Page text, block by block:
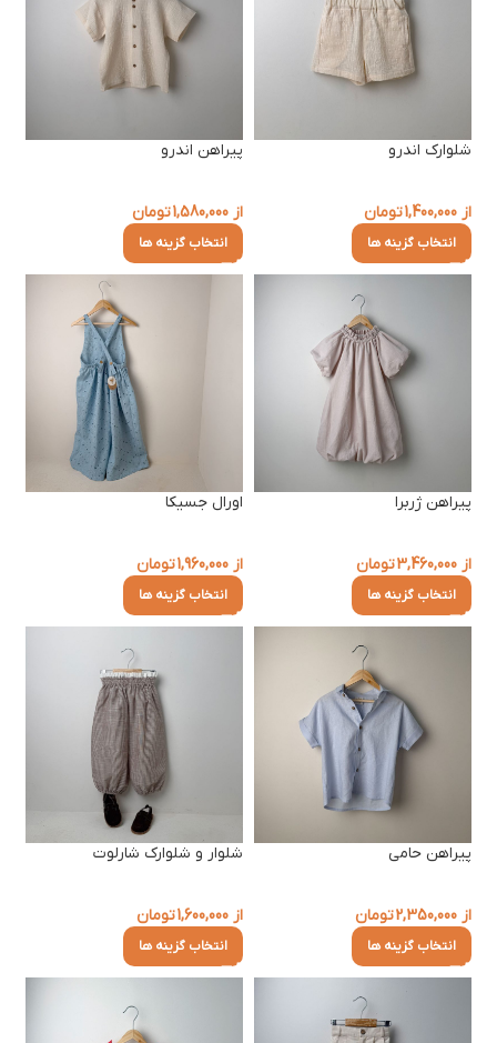
شلوارک اندرو
از1,400,000تومان
انتخاب گزینه ها
پیراهن اندرو
از 1,580,000تومان
انتخاب گزینه ها
پیراهن ژربرا
از3,460,000تومان
انتخاب گزینه ها
اورال جسیکا
از 1,960,000تومان
انتخاب گزینه ها
پیراهن حامی
از2,350,000تومان
انتخاب گزینه ها
شلوار و شلوارک شارلوت
از 1,600,000تومان
انتخاب گزینه ها